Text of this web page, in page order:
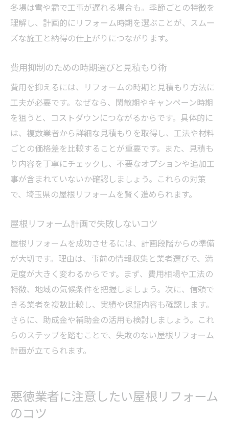
冬場は雪や霜で工事が遅れる場合も。季節ごとの特徴を
理解し、計画的にリフォーム時期を選ぶことが、スムー
ズな施工と納得の仕上がりにつながります。
費用抑制のための時期選びと見積もり術
費用を抑えるには、リフォームの時期と見積もり方法に
工夫が必要です。なぜなら、閑散期やキャンペーン時期
を狙うと、コストダウンにつながるからです。具体的に
は、複数業者から詳細な見積もりを取得し、工法や材料
ごとの価格差を比較することが重要です。また、見積も
り内容を丁寧にチェックし、不要なオプションや追加工
事が含まれていないか確認しましょう。これらの対策
で、埼玉県の屋根リフォームを賢く進められます。
屋根リフォーム計画で失敗しないコツ
屋根リフォームを成功させるには、計画段階からの準備
が大切です。理由は、事前の情報収集と業者選びで、満
足度が大きく変わるからです。まず、費用相場や工法の
特徴、地域の気候条件を把握しましょう。次に、信頼で
きる業者を複数比較し、実績や保証内容も確認します。
さらに、助成金や補助金の活用も検討しましょう。これ
らのステップを踏むことで、失敗のない屋根リフォーム
計画が立てられます。
悪徳業者に注意したい屋根リフォーム
のコツ